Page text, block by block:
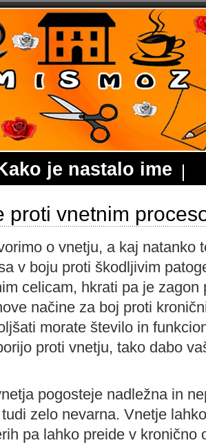
je nastalo ime
proti vnetnim
o vnetju, a kaj natanko
v boju proti škodljivim
celicam, hkrati pa je
načine za boj proti
morate število in
proti vnetju, tako dabo
pogosteje nadležna in
zelo nevarna. Vnetje
pa lahko preide v kronično